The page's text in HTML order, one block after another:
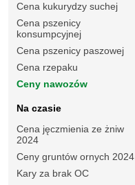
Cena kukurydzy suchej
Cena pszenicy
konsumpcyjnej
Cena pszenicy paszowej
Cena rzepaku
Ceny nawozów
Na czasie
Cena jęczmienia ze żniw
2024
Ceny gruntów ornych 2024
Kary za brak OC